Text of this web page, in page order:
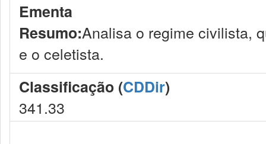
Ementa
Resumo:Analisa o regime civilista,
e o celetista.
Classificação (CDDir)
341.33